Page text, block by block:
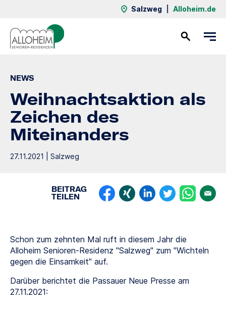
Salzweg Alloheim.de
NEWS
Weihnachtsaktion als
Zeichen des
Miteinanders
27.11.2021 | Salzweg
BEITRAG
TEILEN
Schon zum zehnten Mal ruft in diesem Jahr die
Alloheim Senioren-Residenz "Salzweg" zum "Wichteln
gegen die Einsamkeit" auf.
Darüber berichtet die Passauer Neue Presse am
27.11.2021: